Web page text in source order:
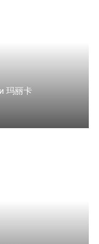
玛丽卡